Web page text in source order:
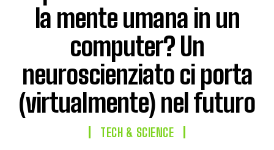
la mente umana in un
computer? Un
neuroscienziato ci porta
(virtualmente) nel futuro
TECH & SCIENCE